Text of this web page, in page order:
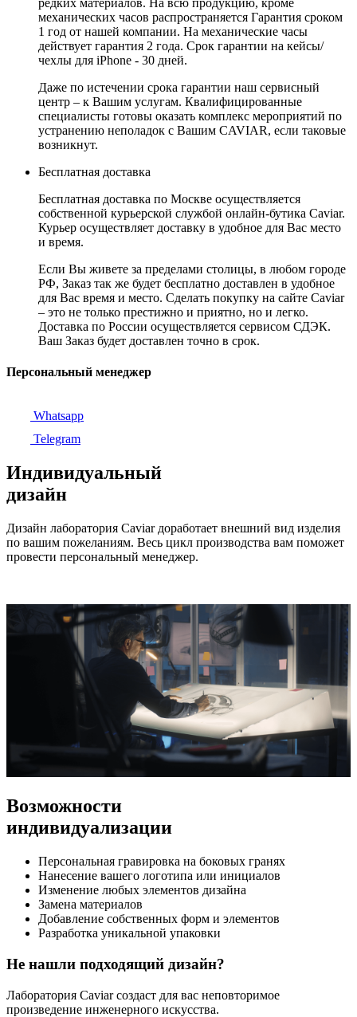
механических часов распространяется Гарантия сроком
1 год от нашей компании. На механические часы
действует гарантия 2 года. Срок гарантии на кейсы/
чехлы для iPhone - 30 дней.
Даже по истечении срока гарантии наш сервисный
центр – к Вашим услугам. Квалифицированные
специалисты готовы оказать комплекс мероприятий по
устранению неполадок с Вашим CAVIAR, если таковые
возникнут.
Бесплатная доставка
Бесплатная доставка по Москве осуществляется
собственной курьерской службой онлайн-бутика Caviar.
Курьер осуществляет доставку в удобное для Вас место
и время.
Если Вы живете за пределами столицы, в любом городе
РФ, Заказ так же будет бесплатно доставлен в удобное
для Вас время и место. Сделать покупку на сайте Caviar
– это не только престижно и приятно, но и легко.
Доставка по России осуществляется сервисом СДЭК.
Ваш Заказ будет доставлен точно в срок.
Персональный менеджер
Whatsapp
Telegram
Индивидуальный
дизайн
Дизайн лаборатория Caviar доработает внешний вид изделия
по вашим пожеланиям. Весь цикл производства вам поможет
провести персональный менеджер.
Возможности
индивидуализации
Персональная гравировка на боковых гранях
Нанесение вашего логотипа или инициалов
Изменение любых элементов дизайна
Замена материалов
Добавление собственных форм и элементов
Разработка уникальной упаковки
Не нашли подходящий дизайн?
Лаборатория Caviar создаст для вас неповторимое
произведение инженерного искусства.